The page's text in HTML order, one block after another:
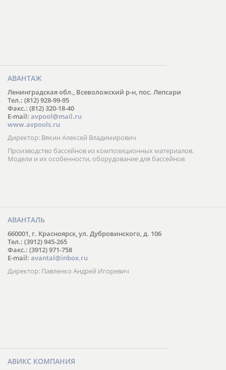
АВАНТАЖ
Ленинградская обл., Всеволожский р-н, пос. Лепсари
Тел.: (812) 928-99-95
Факс.: (812) 320-18-40
E-mail: avpool@mail.ru
www.avpools.ru
Директор: Вякин Алексей Владимирович
Производство бассейнов из композиционных материалов.
Модели и их особенности, оборудование для бассейнов
АВАНТАЛЬ
660001, г. Красноярск, ул. Дубровинского, д. 106
Тел.: (3912) 945-265
Факс.: (3912) 971-758
E-mail: avantal@inbox.ru
Директор: Павленко Андрей Игоревич
АВИКС КОМПАНИЯ